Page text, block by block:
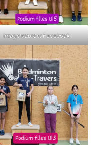
Image source: Facebook